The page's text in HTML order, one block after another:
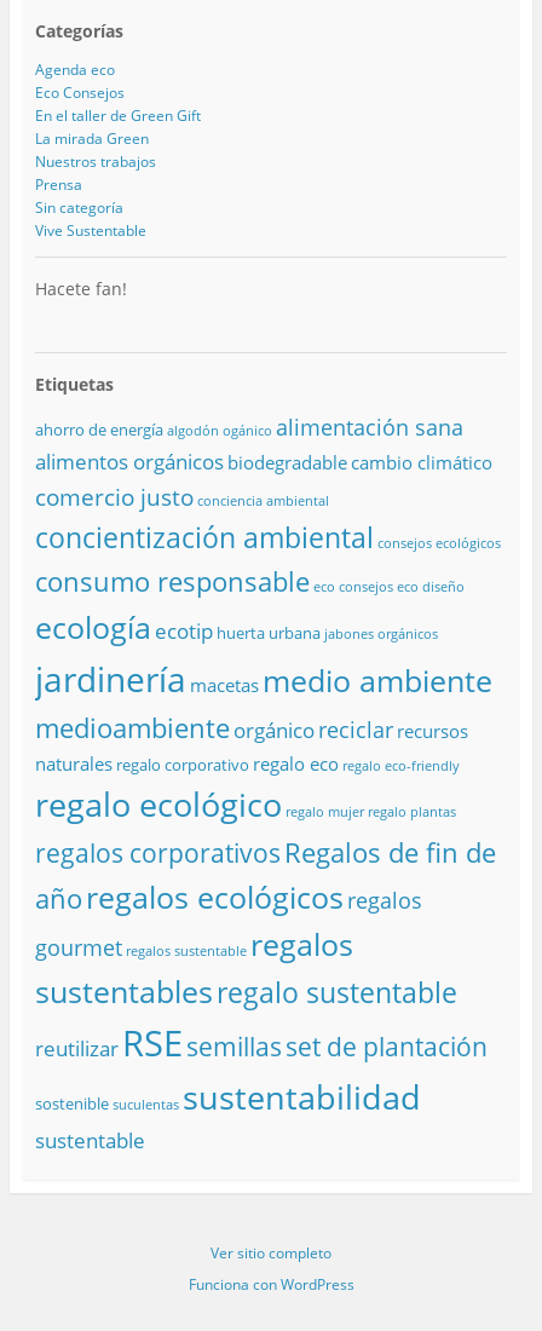
Categorías
Agenda eco
Eco Consejos
En el taller de Green Gift
La mirada Green
Nuestros trabajos
Prensa
Sin categoría
Vive Sustentable
Hacete fan!
Etiquetas
ahorro de energía algodón ogánico alimentación sana
alimentos orgánicos biodegradable cambio climático
comercio justo conciencia ambiental
concientización ambiental consejos ecológicos
consumo responsable eco consejos eco diseño
ecología ecotip huerta urbana jabones orgánicos
jardinería macetas medio ambiente
medioambienteorgánicoreciclar recursos
naturales regalo corporativo regalo eco regalo eco-friendly
regalo ecológico regalo mujer regalo plantas
regalos corporativos Regalos de fin de
año regalos ecológicos regalos
gourmet regalos sustentable regalos
sustentablesregalo sustentable
reutilizar RSEsemillasset de plantación
sostenible suculentas sustentabilidad
sustentable
Ver sitio completo
Funciona con WordPress